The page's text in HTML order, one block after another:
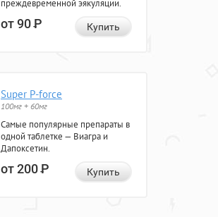
преждевременной эякуляции.
от 90Р Купить
Super P-force
100мг + 60мг
Самые популярные препараты в
одной таблетке — Виагра и
Дапоксетин.
от 200Р Купить